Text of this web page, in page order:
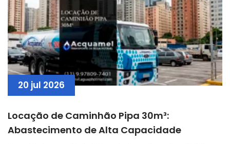
20 jul 2026
Locação de Caminhão Pipa 30m³:
Abastecimento de Alta Capacidade